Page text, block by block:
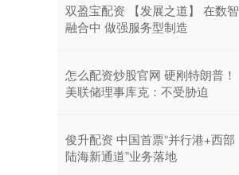
双盈宝配资 【发展之道】 在数智
融合中 做强服务型制造
怎么配资炒股官网 硬刚特朗普！
美联储理事库克：不受胁迫
俊升配资 中国首票“并行港+西部
陆海新通道”业务落地